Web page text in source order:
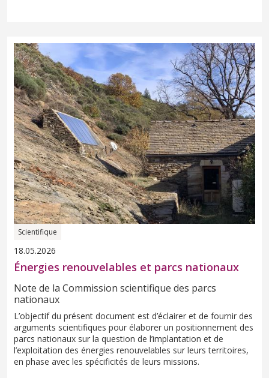
Scientifique
18.05.2026
Énergies renouvelables et parcs nationaux
Note de la Commission scientifique des parcs
nationaux
L’objectif du présent document est d’éclairer et de fournir des
arguments scientifiques pour élaborer un positionnement des
parcs nationaux sur la question de l’implantation et de
l’exploitation des énergies renouvelables sur leurs territoires,
en phase avec les spécificités de leurs missions.